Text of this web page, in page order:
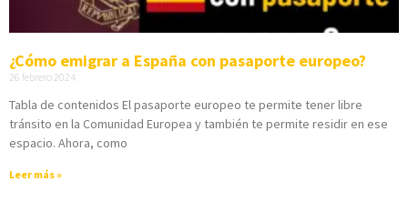
¿Cómo emigrar a España con pasaporte europeo?
26 febrero 2024
Tabla de contenidos El pasaporte europeo te permite tener libre
tránsito en la Comunidad Europea y también te permite residir en ese
espacio. Ahora, como
Leer más »